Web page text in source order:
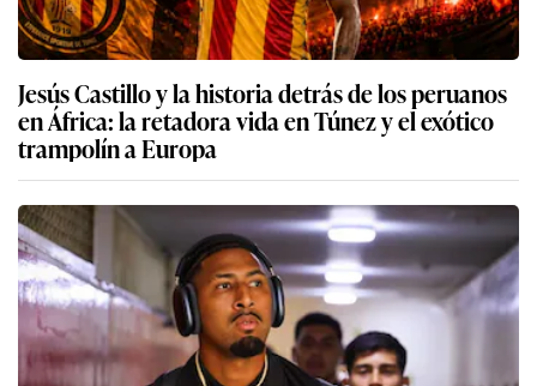
Jesús Castillo y la historia detrás de los peruanos
en África: la retadora vida en Túnez y el exótico
trampolín a Europa